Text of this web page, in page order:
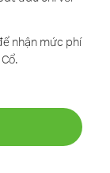
nhận mức phí